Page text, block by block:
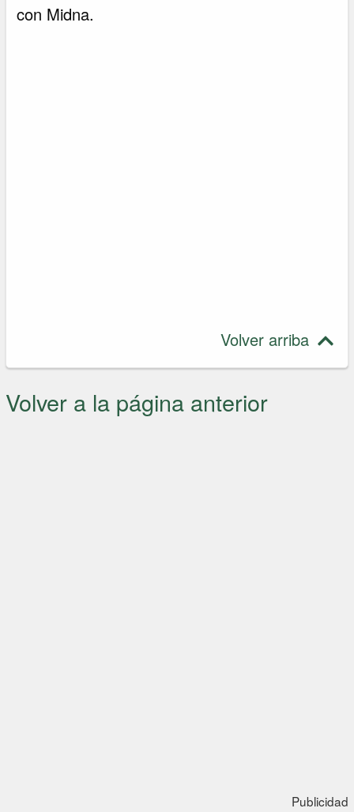
con Midna.
Volver arriba
Volver a la página anterior
Publicidad